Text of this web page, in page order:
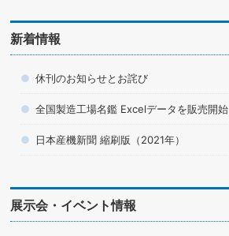
新着情報
休刊のお知らせとお詫び
全国製造工場名鑑 Excelデータを販売開始
日本産機新聞 縮刷版（2021年）
展示会・イベント情報